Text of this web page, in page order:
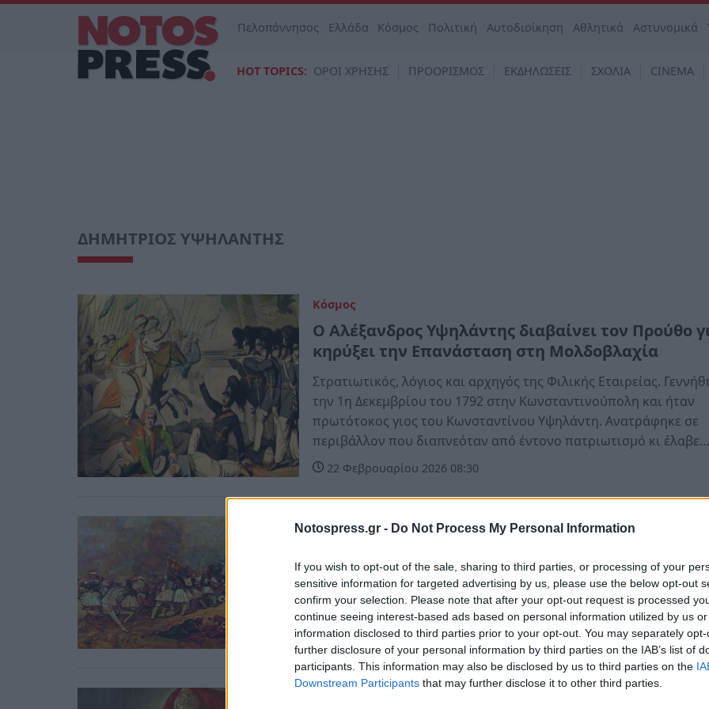
Notospress.gr - Do Not Process My Personal Information
If you wish to opt-out of the sale, sharing to third parties, or processing of your
sensitive information for targeted advertising by us, please use the below opt-out
confirm your selection. Please note that after your opt-out request is processed
continue seeing interest-based ads based on personal information utilized by us
information disclosed to third parties prior to your opt-out. You may separately
further disclosure of your personal information by third parties on the IAB’s list of
participants. This information may also be disclosed by us to third parties on the
Downstream Participants that may further disclose it to other third parties.
Πελοπόννησος Ελλάδα Κόσμος Πολιτική Αυτοδιοίκηση Αθλητικά Αστυνομικά
HOT TOPICS: ΟΡΟΙ ΧΡΗΣΗΣ ΠΡΟΟΡΙΣΜΟΣ ΕΚΔΗΛΩΣΕΙΣ ΣΧΟΛΙΑ CINEMA
ΔΗΜΗΤΡΙΟΣ ΥΨΗΛΑΝΤΗΣ
Κόσμος
Ο Αλέξανδρος Υψηλάντης διαβαίνει τον Προύθο
κηρύξει την Επανάσταση στη Μολδοβλαχία
Στρατιωτικός, λόγιος και αρχηγός της Φιλικής Εταιρείας.
την 1η Δεκεμβρίου του 1792 στην Κωνσταντινούπολη και ήταν
πρωτότοκος γιος του Κωνσταντίνου Υψηλάντη. Ανατράφηκε σε
περιβάλλον που διαπνεόταν από έντονο πατριωτισμό κι
22 Φεβρουαρίου 2026 08:30
Ελλάδα
Ήταν η τελευταία μάχη του Αγώνα για την ελληνική ανεξαρτησία
12 Σεπτεμβρίου 2025 08:30